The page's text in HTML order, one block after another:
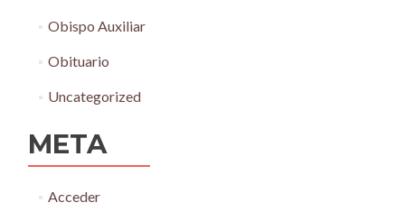
Obispo Auxiliar
Obituario
Uncategorized
META
Acceder